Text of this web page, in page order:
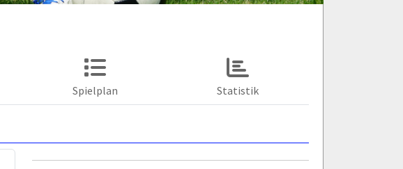
Spielplan Statistik